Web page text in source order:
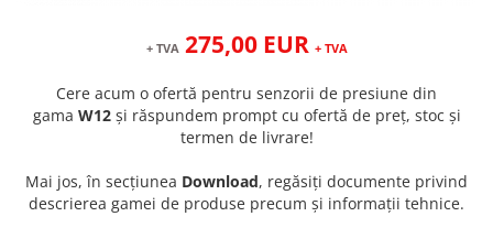
+ TVA 275,00 EUR + TVA
Cere acum o ofertă pentru senzorii de presiune din
gama W12 și răspundem prompt cu ofertă de preț, stoc și
termen de livrare!
Mai jos, în secțiunea Download, regăsiți documente privind
descrierea gamei de produse precum și informații tehnice.